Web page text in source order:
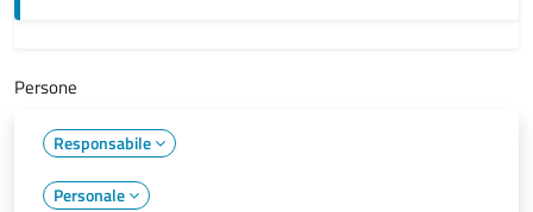
Persone
Responsabile
Personale